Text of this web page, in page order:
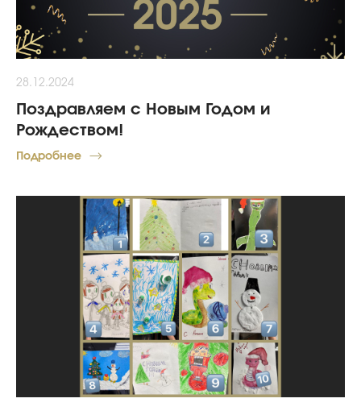
28.12.2024
Поздравляем с Новым Годом и
Рождеством!
Подробнее